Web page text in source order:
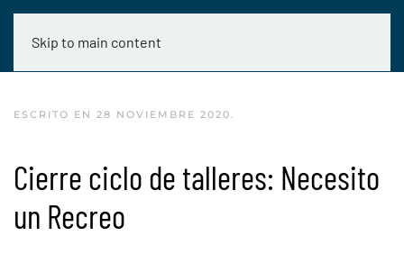
Skip to main content
ESCRITO EN 28 NOVIEMBRE 2020.
Cierre ciclo de talleres: Necesito
un Recreo